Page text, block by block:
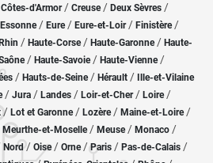
Côtes-d'Armor/ Creuse/ Deux Sèvres /
Essonne / Eure/ Eure-et-Loir / Finistère/
/ Haute-Corse/ Haute-Garonne/ Haute-
/ Haute-Savoie/ Haute-Vienne/
/ Hauts-de-Seine/ Hérault / Ille-et-Vilaine
/ Jura / Landes / Loir-et-Cher/ Loire/
/ Lot et Garonne/ Lozère / Maine-et-Loire/
Meurthe-et-Moselle/ Meuse/ Monaco /
Nord/ Oise / Orne/Paris / Pas-de-Calais /